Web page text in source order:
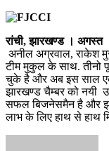
रांची, झारखण्ड । अगस्त
अनील अग्रवाल, राकेश
टीम मुकुल के साथ. तीनो
चुके है और अब इस साल
झारखण्ड चैम्बर को नयी
सफल बिजनेसमैन है और
लाभ के लिए हाथ से हाथ